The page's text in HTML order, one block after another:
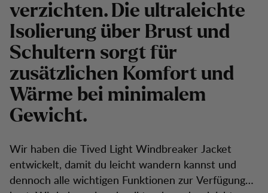
verzichten. Die ultraleichte
Isolierung über Brust und
Schultern sorgt für
zusätzlichen Komfort und
Wärme bei minimalem
Gewicht.
Wir haben die Tived Light Windbreaker Jacket
entwickelt, damit du leicht wandern kannst und
dennoch alle wichtigen Funktionen zur Verfügung